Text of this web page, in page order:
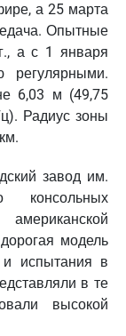
а 25 марта
Опытные
а с 1 января
регулярными.
6,03 м (49,75
Радиус зоны
завод им.
консольных
модель
испытания в
в те
высокой